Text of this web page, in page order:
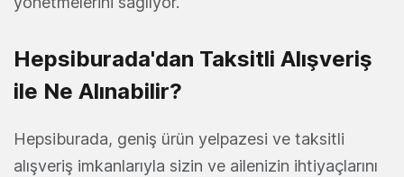
Hepsiburada'dan Taksitli Alışveriş
ile Ne Alınabilir?
Hepsiburada, geniş ürün yelpazesi ve taksitli
alışveriş imkanlarıyla sizin ve ailenizin ihtiyaçlarını